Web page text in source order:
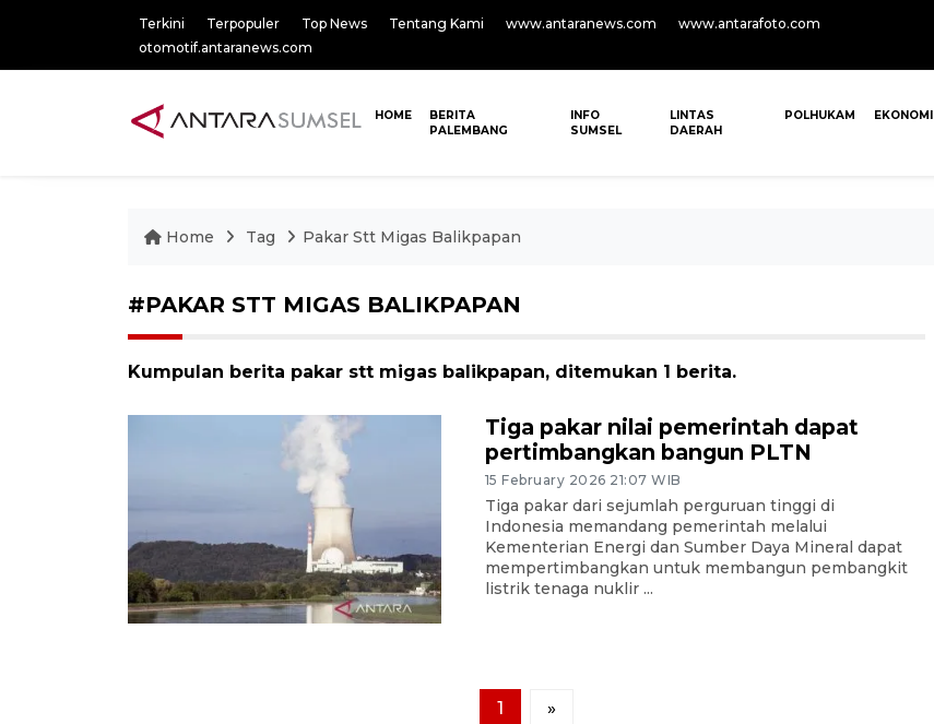
Terkini Terpopuler Top News Tentang Kami www.antaranews.com
www.antarafoto.com
otomotif.antaranews.com
HOME
BERITA
PALEMBANG
INFO
SUMSEL
LINTAS
DAERAH
POLHUKAM EKONOMI
Home Tag Pakar Stt Migas Balikpapan
#PAKAR STT MIGAS BALIKPAPAN
Kumpulan berita pakar stt migas balikpapan, ditemukan 1 berita.
Tiga pakar nilai pemerintah dapat
pertimbangkan bangun PLTN
15 February 2026 21:07 WIB
Tiga pakar dari sejumlah perguruan tinggi di
Indonesia memandang pemerintah melalui
Kementerian Energi dan Sumber Daya Mineral dapat
mempertimbangkan untuk membangun pembangkit
listrik tenaga nuklir ...
1 »